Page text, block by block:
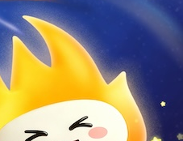
支持
支持 反对 [0]